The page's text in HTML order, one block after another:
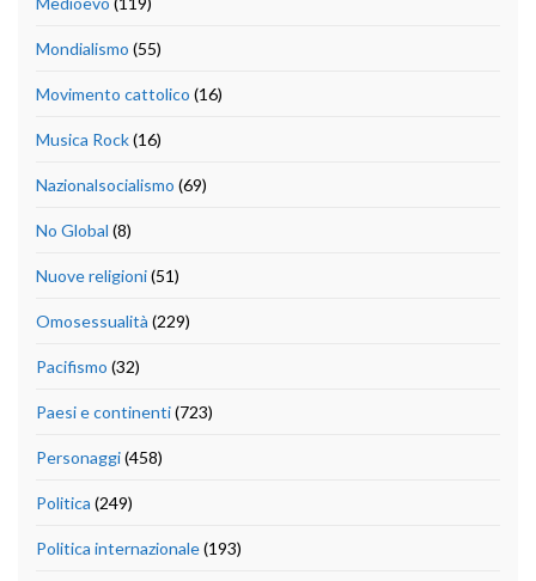
Mondialismo (55)
Movimento cattolico (16)
Musica Rock(16)
Nazionalsocialismo (69)
No Global (8)
Nuove religioni(51)
Omosessualità (229)
Pacifismo (32)
Paesi e continenti(723)
Personaggi(458)
Politica (249)
Politica internazionale(193)